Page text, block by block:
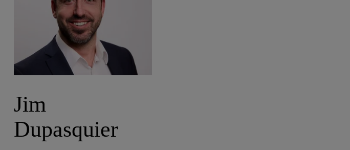
Jim
Dupasquier